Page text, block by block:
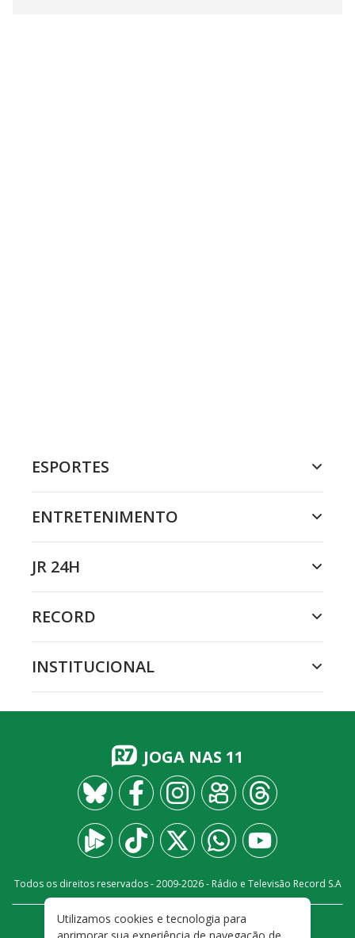
ESPORTES
ENTRETENIMENTO
JR 24H
RECORD
INSTITUCIONAL
JOGA NAS 11
Todos os direitos reservados - 2009-2026- Rádio e Televisão Record S.A
FALE CONOSCO PRIVACIDADE
Utilizamos cookies e tecnologia para